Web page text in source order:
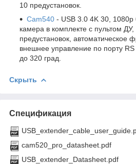
10 предустановок.
Cam540 - USB 3.0 4K 30,
камера в комплекте с пультом
предустановок, автоматическое
внешнее управление по порту RS
до 320 град.
Скрыть
Спецификация
cam520_pro_datasheet.pdf
USB_extender_Datasheet.pdf